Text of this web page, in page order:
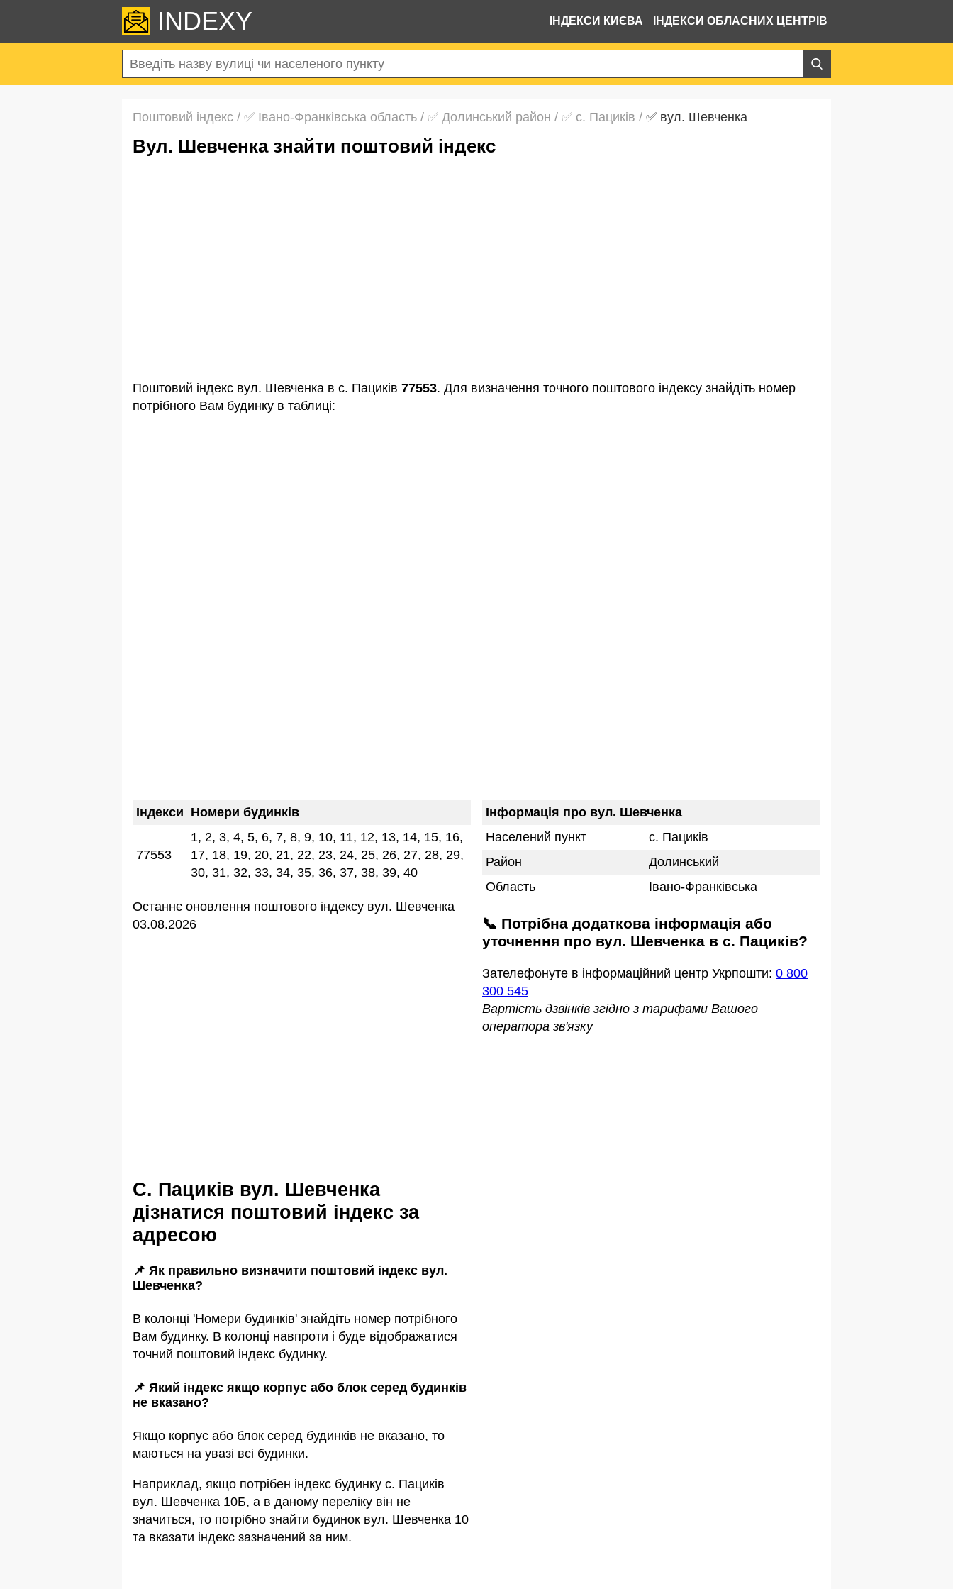
INDEXY ІНДЕКСИ КИЄВА ІНДЕКСИ ОБЛАСНИХ ЦЕНТРІВ
Поштовий індекс / ✅ Івано-Франківська область / ✅ Долинський район / ✅ с. Пациків / ✅ вул. Шевченка
вул. Шевченка знайти поштовий індекс
Поштовий індекс вул. Шевченка в с. Пациків 77553. Для визначення точного поштового індексу знайдіть номер
потрібного Вам будинку в таблиці:
Індекси Номери будинків
77553
1, 2, 3, 4, 5, 6, 7, 8, 9, 10, 11, 12, 13, 14, 15, 16,
17, 18, 19, 20, 21, 22, 23, 24, 25, 26, 27, 28, 29,
30, 31, 32, 33, 34, 35, 36, 37, 38, 39, 40
Останнє оновлення поштового індексу вул. Шевченка
03.08.2026
с. Пациків вул. Шевченка
дізнатися поштовий індекс за
адресою
📌 Як правильно визначити поштовий індекс вул.
Шевченка?
В колонці 'Номери будинків' знайдіть номер потрібного
Вам будинку. В колонці навпроти і буде відображатися
точний поштовий індекс будинку.
📌 Який індекс якщо корпус або блок серед будинкiв
не вказано?
Якщо корпус або блок серед будинкiв не вказано, то
маються на увазi всi будинки.
Наприклад, якщо потрiбен індекс будинку с. Пациків
вул. Шевченка 10Б, а в даному переліку він не
значиться, то потрібно знайти будинок вул. Шевченка 10
та вказати індекс зазначений за ним.
Інформація про вул. Шевченка
Населений пункт
с. Пациків
Район
Долинський
Область
Івано-Франківська
📞 Потрібна додаткова інформація або
уточнення про вул. Шевченка в с. Пациків?
Зателефонуте в інформаційний центр Укрпошти: 0 800
300 545
Вартість дзвінків згідно з тарифами Вашого
оператора зв'язку